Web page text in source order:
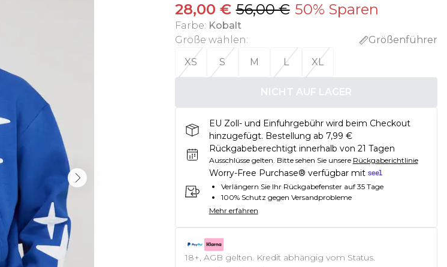
28,00 € 56,00 € 50% Sparen
Farbe: Kobalt
Größe wählen:
Größenführer
XS
S M L XL
NICHT AUF LAGER
EU Zoll- und Einfuhrgebühr wird beim Checkout
hinzugefügt. Bestellung ab 7,99 €
Rückgabeberechtigt innerhalb von 21 Tagen
Ausschlüsse gelten. Bitte sehen Sie unsere Rückgaberichtlinie
Worry-Free Purchase® verfügbar mit
Verlängern Sie Ihr Rückgabefenster auf 35 Tage
100% Schutz gegen Versandprobleme
Mehr erfahren
18+, AGB gelten. Kredit abhängig vom Status.